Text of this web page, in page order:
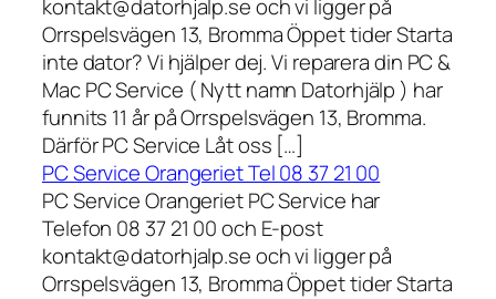
kontakt@datorhjalp.se och vi ligger på
Orrspelsvägen 13, Bromma Öppet tider Starta
inte dator? Vi hjälper dej. Vi reparera din PC &
Mac PC Service ( Nytt namn Datorhjälp ) har
funnits 11 år på Orrspelsvägen 13, Bromma.
Därför PC Service Låt oss […]
PC Service Orangeriet Tel 08 37 21 00
PC Service Orangeriet PC Service har
Telefon 08 37 21 00 och E-post
kontakt@datorhjalp.se och vi ligger på
Orrspelsvägen 13, Bromma Öppet tider Starta